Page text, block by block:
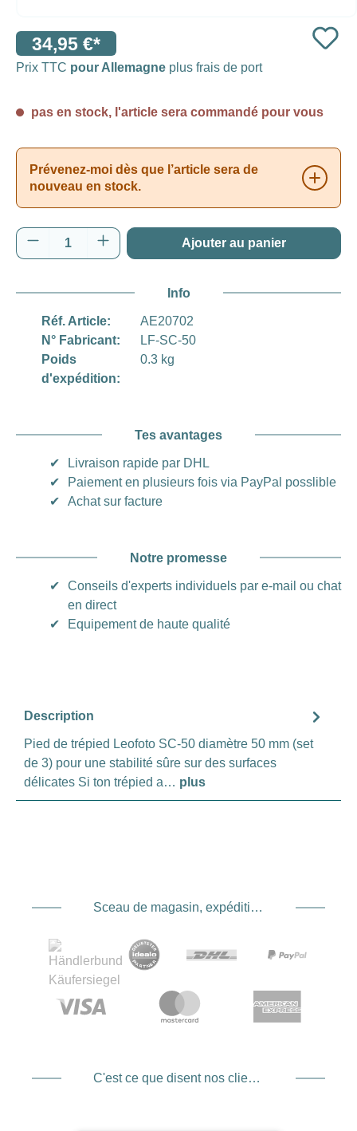
34,95 €*
Prix TTC pour Allemagne plus frais de port
pas en stock, l'article sera commandé pour vous
Prévenez-moi dès que l’article sera de
nouveau en stock.
Quantité de produit : Entrez la quantité
Ajouter au panier
Info
Réf. Article:
AE20702
N° Fabricant:
LF-SC-50
Poids
d'expédition:
0.3 kg
Tes avantages
✔
Livraison rapide par DHL
✔
Paiement en plusieurs fois via PayPal posslible
✔
Achat sur facture
Notre promesse
✔
Conseils d'experts individuels par e-mail ou chat
en direct
✔
Equipement de haute qualité
Description
Pied de trépied Leofoto SC-50 diamètre 50 mm (set
de 3) pour une stabilité sûre sur des surfaces
délicates Si ton trépied a… plus
Sceau de magasin, expédition et expédition. Prestataire de services de paiement
C'est ce que disent nos clients